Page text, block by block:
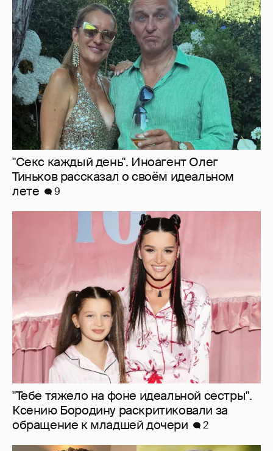
"Секс каждый день". Иноагент Олег
Тиньков рассказал о своём идеальном
лете
9
"Тебе тяжело на фоне идеальной сестры".
Ксению Бородину раскритиковали за
обращение к младшей дочери
2